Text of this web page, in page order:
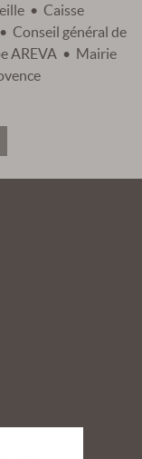
• Caisse
Conseil général de
AREVA • Mairie